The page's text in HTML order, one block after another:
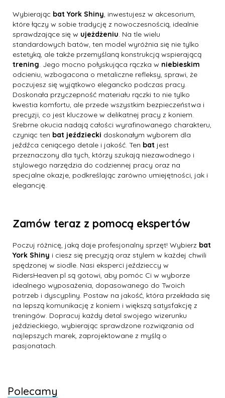
Wybierając bat York Shiny, inwestujesz w akcesorium,
które łączy w sobie tradycję z nowoczesnością, idealnie
sprawdzające się w ujeżdżeniu. Na tle wielu
standardowych batów, ten model wyróżnia się nie tylko
estetyką, ale także przemyślaną konstrukcją wspierającą
trening. Jego mocno połyskująca rączka w niebieskim
odcieniu, wzbogacona o metaliczne refleksy, sprawi, że
poczujesz się wyjątkowo elegancko podczas pracy.
Doskonała przyczepność materiału rączki to nie tylko
kwestia komfortu, ale przede wszystkim bezpieczeństwa i
precyzji, co jest kluczowe w delikatnej pracy z koniem.
Srebrne okucia nadają całości wyrafinowanego charakteru,
czyniąc ten bat jeździecki doskonałym wyborem dla
jeźdźca ceniącego detale i jakość. Ten bat jest
przeznaczony dla tych, którzy szukają niezawodnego i
stylowego narzędzia do codziennej pracy oraz na
specjalne okazje, podkreślając zarówno umiejętności, jak i
elegancję.
Zamów teraz z pomocą ekspertów
Poczuj różnicę, jaką daje profesjonalny sprzęt! Wybierz bat
York Shiny i ciesz się precyzją oraz stylem w każdej chwili
spędzonej w siodle. Nasi eksperci jeździeccy w
RidersHeaven.pl są gotowi, aby pomóc Ci w wyborze
idealnego wyposażenia, dopasowanego do Twoich
potrzeb i dyscypliny. Postaw na jakość, która przekłada się
na lepszą komunikację z koniem i większą satysfakcję z
treningów. Dopracuj każdy detal swojego wizerunku
jeździeckiego, wybierając sprawdzone rozwiązania od
najlepszych marek, zaprojektowane z myślą o
pasjonatach.
Polecamy